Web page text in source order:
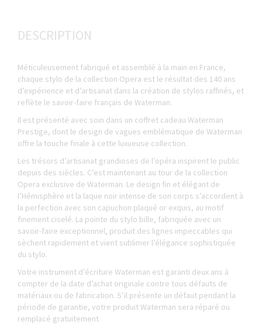
DESCRIPTION
Méticuleusement fabriqué et assemblé à la main en France,
chaque stylo de la collection Opera est le résultat des 140 ans
d’expérience et d’artisanat dans la création de stylos raffinés, et
reflète le savoir-faire français de Waterman.
Il est présenté avec soin dans un coffret cadeau Waterman
Prestige, dont le design de vagues emblématique de Waterman
offre la touche finale à cette luxueuse collection.
Les trésors d’artisanat grandioses de l’opéra inspirent le public
depuis des siècles. C’est maintenant au tour de la collection
Opera exclusive de Waterman. Le design fin et élégant de
l’Hémisphère et la laque noir intense de son corps s’accordent à
la perfection avec son capuchon plaqué or exquis, au motif
finement ciselé. La pointe du stylo bille, fabriquée avec un
savoir-faire exceptionnel, produit des lignes impeccables qui
sèchent rapidement et vient sublimer l’élégance sophistiquée
du stylo.
Votre instrument d’écriture Waterman est garanti deux ans à
compter de la date d’achat originale contre tous défauts de
matériaux ou de fabrication. S’il présente un défaut pendant la
période de garantie, votre produit Waterman sera réparé ou
remplacé gratuitement